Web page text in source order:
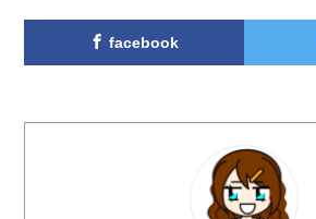
facebook